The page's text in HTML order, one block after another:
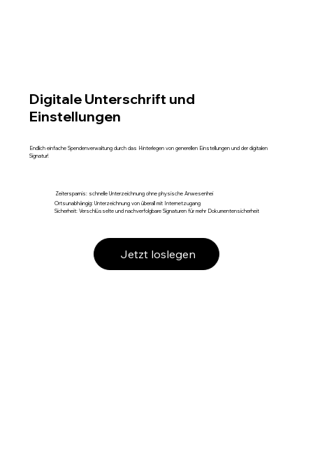
Digitale Unterschrift und
Einstellungen
Endlich einfache Spendenverwaltung durch das Hinterlegen von generellen Einstellungen und der digitalen
Signatur!
Zeitersparnis: schnelle Unterzeichnung ohne physische Anwesenhei
Ortsunabhängig: Unterzeichnung von überall mit Internetzugang
Sicherheit: Verschlüsselte und nachverfolgbare Signaturen für mehr Dokumentensicherheit
Jetzt loslegen